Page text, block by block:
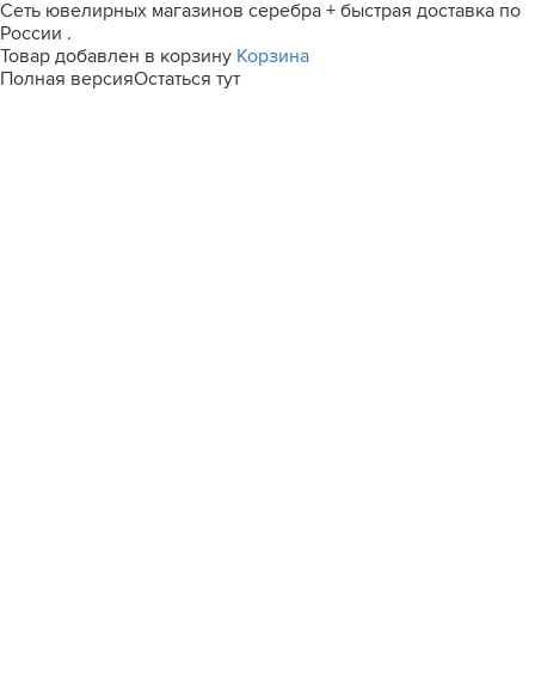
Сеть ювелирных магазинов серебра + быстрая доставка по
России .
Товар добавлен в корзину Корзина
Полная версияОстаться тут